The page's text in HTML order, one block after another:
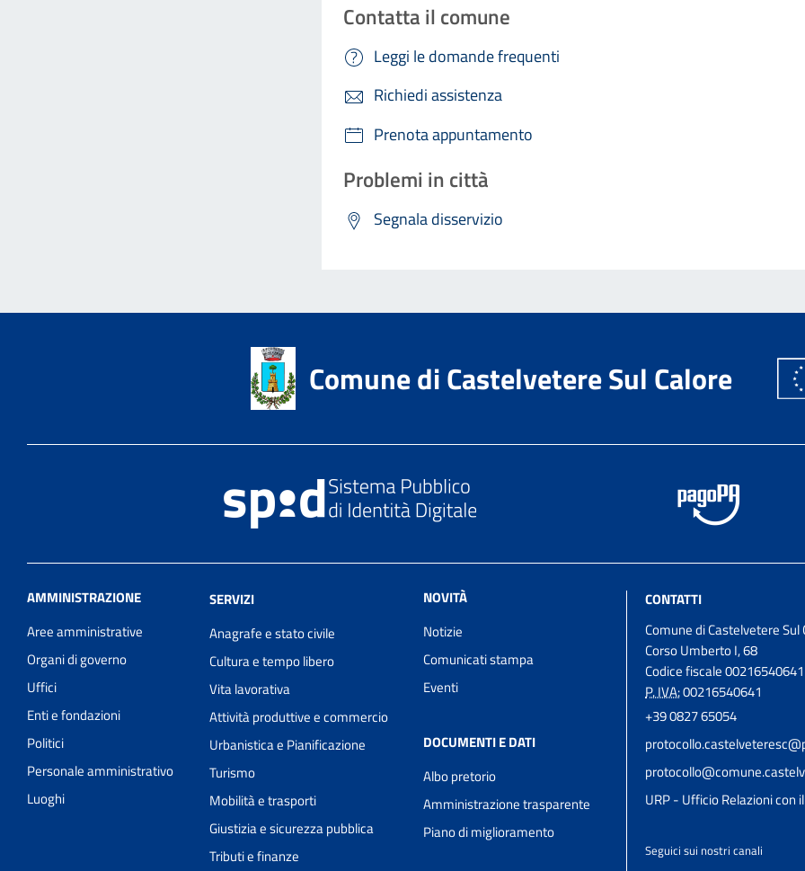
Contatta il comune
Leggi le domande frequenti
Richiedi assistenza
Prenota appuntamento
Problemi in città
Segnala disservizio
Comune di Castelvetere Sul Calore
AMMINISTRAZIONE
Aree amministrative
Organi di governo
Uffici
Enti e fondazioni
Politici
Personale amministrativo
Luoghi
SERVIZI
Anagrafe e stato civile
Cultura e tempo libero
Vita lavorativa
Attività produttive e commercio
Urbanistica e Pianificazione
Turismo
Mobilità e trasporti
Giustizia e sicurezza pubblica
Tributi e finanze
NOVITÀ
Notizie
Comunicati stampa
Eventi
DOCUMENTI E DATI
Albo pretorio
Amministrazione trasparente
Piano di miglioramento
CONTATTI
Comune di Castelvetere Sul
Corso Umberto I, 68
Codice fiscale 00216540641
P. IVA:00216540641
+39 0827 65054
URP - Ufficio Relazioni con
Seguici sui nostri canali